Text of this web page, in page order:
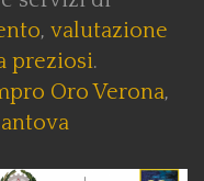
, valutazione
preziosi.
Oro Verona,